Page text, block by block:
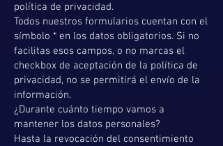
política de privacidad.
Todos nuestros formularios cuentan con el
símbolo * en los datos obligatorios. Si no
facilitas esos campos, o no marcas el
checkbox de aceptación de la política de
privacidad, no se permitirá el envío de la
información.
¿Durante cuánto tiempo vamos a
mantener los datos personales?
Hasta la revocación del consentimiento